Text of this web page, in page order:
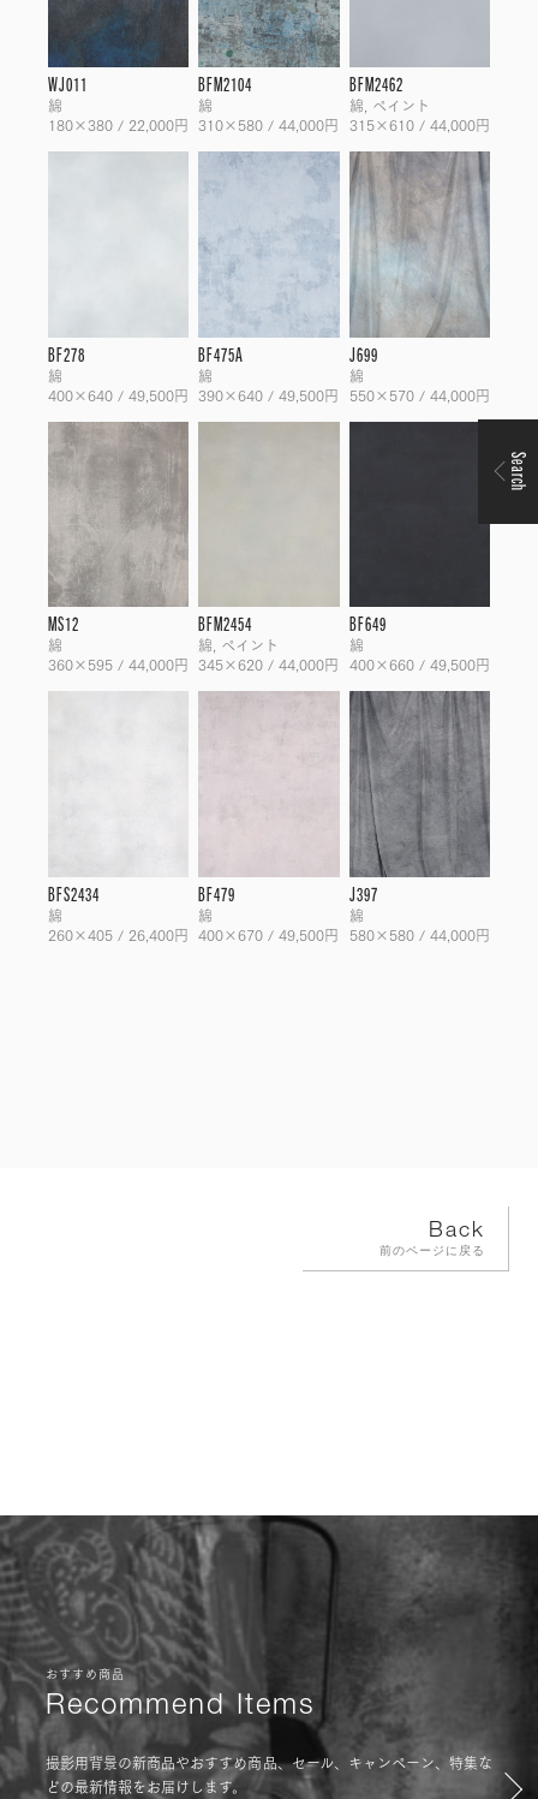
WJ011
綿
180×380 / 22,000円
BFM2104
綿
310×580 / 44,000円
BFM2462
綿, ペイント
315×610 / 44,000円
BF278
綿
400×640 / 49,500円
BF475A
綿
390×640 / 49,500円
J699
綿
550×570 / 44,000円
MS12
綿
360×595 / 44,000円
BFM2454
綿, ペイント
345×620 / 44,000円
BF649
綿
400×660 / 49,500円
BFS2434
綿
260×405 / 26,400円
BF479
綿
400×670 / 49,500円
J397
綿
580×580 / 44,000円
Back
前のページに戻る
Search
おすすめ商品
Recommend Items
撮影用背景の新商品やおすすめ商品、セール、キャンペーン、特集な
どの最新情報をお届けします。